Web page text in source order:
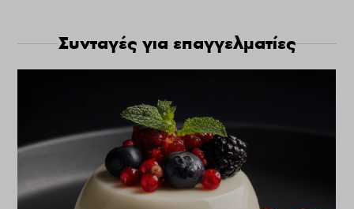
Συνταγές για επαγγελματίες